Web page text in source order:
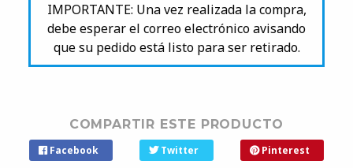
IMPORTANTE: Una vez realizada la compra,
debe esperar el correo electrónico avisando
que su pedido está listo para ser retirado.
COMPARTIR ESTE PRODUCTO
Facebook Twitter Pinterest